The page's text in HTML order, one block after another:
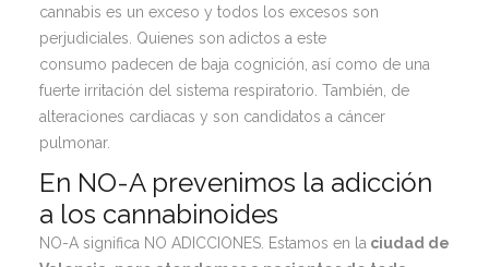
cannabis es un exceso y todos los excesos son
perjudiciales. Quienes son adictos a este
consumo padecen de baja cognición, así como de una
fuerte irritación del sistema respiratorio. También, de
alteraciones cardiacas y son candidatos a cáncer
pulmonar.
En NO-A prevenimos la adicción
a los cannabinoides
NO-A significa NO ADICCIONES. Estamos en la ciudad de